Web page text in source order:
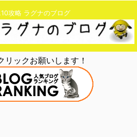
10攻略 ラグナのブログ
リックお願いします！